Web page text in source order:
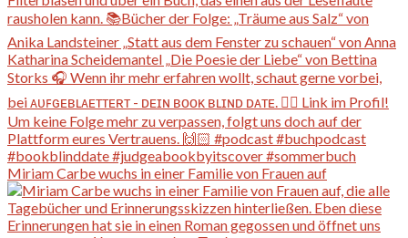
Miriam Carbe wuchs in einer Familie von Frauen auf